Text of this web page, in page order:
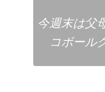
今週末は父
コボール